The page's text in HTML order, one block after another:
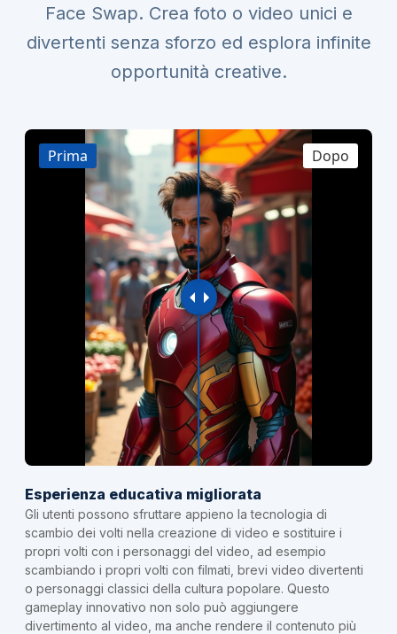
Face Swap. Crea foto o video unici e
divertenti senza sforzo ed esplora infinite
opportunità creative.
Dopo
Prima
Esperienza educativa migliorata
Gli utenti possono sfruttare appieno la tecnologia di
scambio dei volti nella creazione di video e sostituire i
propri volti con i personaggi del video, ad esempio
scambiando i propri volti con filmati, brevi video divertenti
o personaggi classici della cultura popolare. Questo
gameplay innovativo non solo può aggiungere
divertimento al video, ma anche rendere il contenuto più